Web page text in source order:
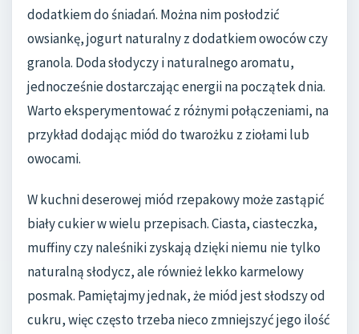
dodatkiem do śniadań. Można nim posłodzić
owsiankę, jogurt naturalny z dodatkiem owoców czy
granola. Doda słodyczy i naturalnego aromatu,
jednocześnie dostarczając energii na początek dnia.
Warto eksperymentować z różnymi połączeniami, na
przykład dodając miód do twarożku z ziołami lub
owocami.
W kuchni deserowej miód rzepakowy może zastąpić
biały cukier w wielu przepisach. Ciasta, ciasteczka,
muffiny czy naleśniki zyskają dzięki niemu nie tylko
naturalną słodycz, ale również lekko karmelowy
posmak. Pamiętajmy jednak, że miód jest słodszy od
cukru, więc często trzeba nieco zmniejszyć jego ilość